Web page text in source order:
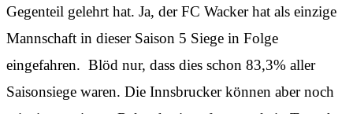
Gegenteil gelehrt hat. Ja, der FC Wacker hat als einzige
Mannschaft in dieser Saison 5 Siege in Folge
eingefahren. Blöd nur, dass dies schon 83,3% aller
Saisonsiege waren. Die Innsbrucker können aber noch